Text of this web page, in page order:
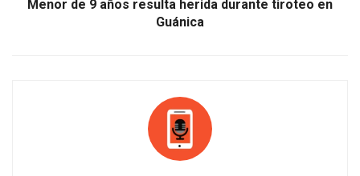
Menor de 9 años resulta herida durante tiroteo en
Guánica